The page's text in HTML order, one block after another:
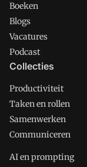
Boeken
Blogs
Vacatures
Podcast
Collecties
Productiviteit
Taken en rollen
Samenwerken
Communiceren
AI en prompting